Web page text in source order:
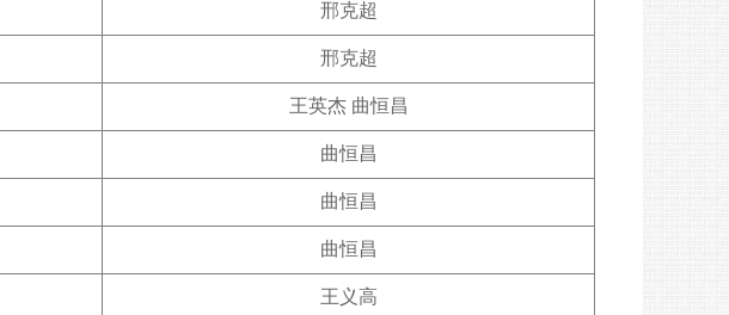
邢克超
邢克超
王英杰 曲恒昌
曲恒昌
曲恒昌
曲恒昌
王义高